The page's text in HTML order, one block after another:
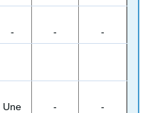
- - -
Une - -